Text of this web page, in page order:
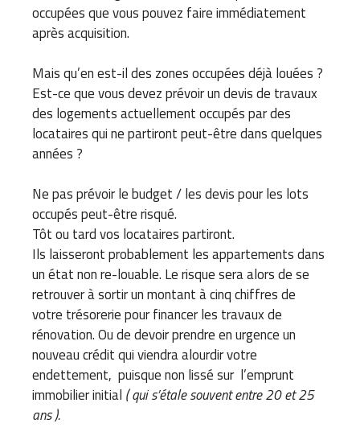
occupées que vous pouvez faire immédiatement
après acquisition.
Mais qu’en est-il des zones occupées déjà louées ?
Est-ce que vous devez prévoir un devis de travaux
des logements actuellement occupés par des
locataires qui ne partiront peut-être dans quelques
années ?
Ne pas prévoir le budget / les devis pour les lots
occupés peut-être risqué.
Tôt ou tard vos locataires partiront.
Ils laisseront probablement les appartements dans
un état non re-louable. Le risque sera alors de se
retrouver à sortir un montant à cinq chiffres de
votre trésorerie pour financer les travaux de
rénovation. Ou de devoir prendre en urgence un
nouveau crédit qui viendra alourdir votre
endettement, puisque non lissé sur l’emprunt
immobilier initial ( qui s’étale souvent entre 20 et 25
ans ).